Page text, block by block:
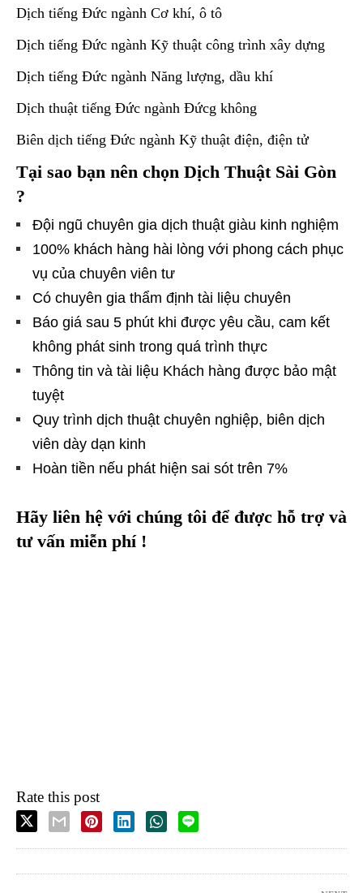
Dịch tiếng Đức ngành Cơ khí, ô tô
Dịch tiếng Đức ngành Kỹ thuật công trình xây dựng
Dịch tiếng Đức ngành Năng lượng, dầu khí
Dịch thuật tiếng Đức ngành Đứcg không
Biên dịch tiếng Đức ngành Kỹ thuật điện, điện tử
Tại sao bạn nên chọn Dịch Thuật Sài Gòn
?
Đội ngũ chuyên gia dịch thuật giàu kinh nghiệm
100% khách hàng hài lòng với phong cách phục
vụ của chuyên viên tư
Có chuyên gia thẩm định tài liệu chuyên
Báo giá sau 5 phút khi được yêu cầu, cam kết
không phát sinh trong quá trình thực
Thông tin và tài liệu Khách hàng được bảo mật
tuyệt
Quy trình dịch thuật chuyên nghiệp, biên dịch
viên dày dạn kinh
Hoàn tiền nếu phát hiện sai sót trên 7%
Hãy liên hệ với chúng tôi để được hỗ trợ và
tư vấn miễn phí !
Rate this post